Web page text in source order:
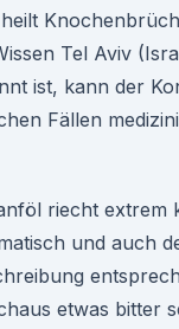
Tel Aviv
ist, kann der
Fällen
riecht extrem
und auch
etwas bitter